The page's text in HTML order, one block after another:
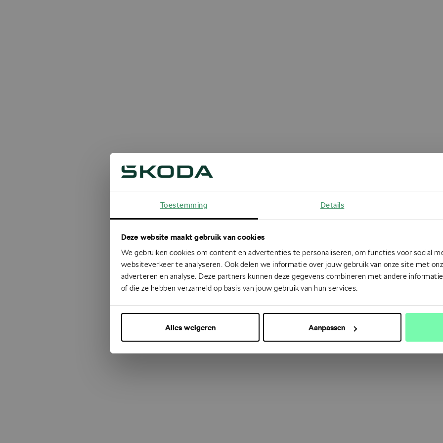
Toestemming Details
Deze website maakt gebruik van cookies
We gebruiken cookies om content en advertenties te personaliseren, om functies voor social
websiteverkeer te analyseren. Ook delen we informatie over jouw gebruik van onze site met
adverteren en analyse. Deze partners kunnen deze gegevens combineren met andere
of die ze hebben verzameld op basis van jouw gebruik van hun services.
Alles weigeren Aanpassen
Oops!
Something went wrong. Please try refreshing the app